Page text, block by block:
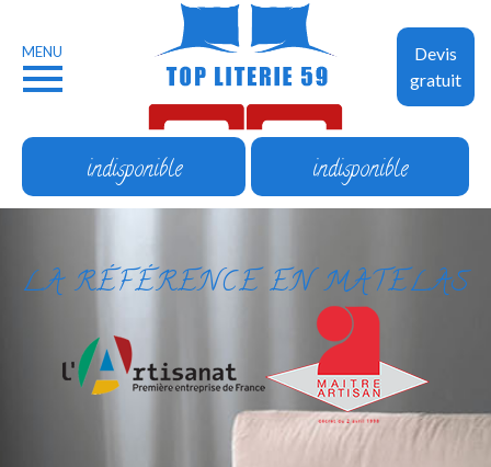
Devis
gratuit
MENU
indisponible indisponible
LA RÉFÉRENCE EN MATELAS